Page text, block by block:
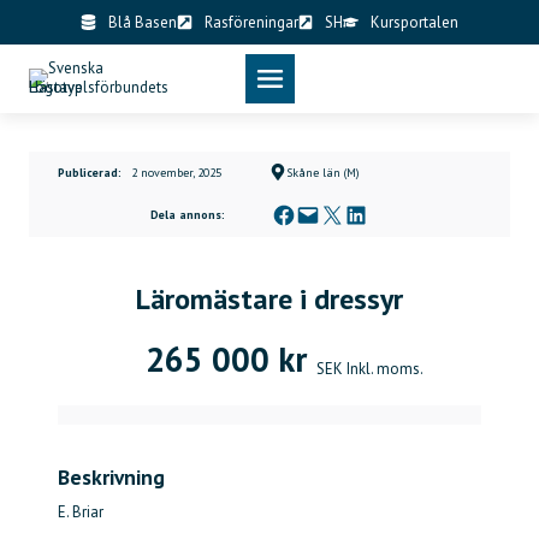
Blå Basen Rasföreningar SH Kursportalen
Publicerad: 2 november, 2025 Skåne län (M)
Dela annons: Dela på Facebook Skicka denna sida med e-post Dela på X Dela på LinkedIn
Läromästare i dressyr
265 000 kr SEK Inkl. moms.
Beskrivning
E. Briar